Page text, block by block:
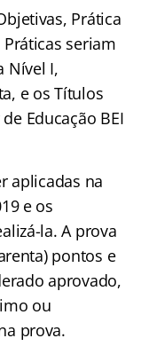
Prática
seriam
Nível I,
e os Títulos
Educação BEI
aplicadas na
e os
la. A prova
pontos e
aprovado,
ou
prova.